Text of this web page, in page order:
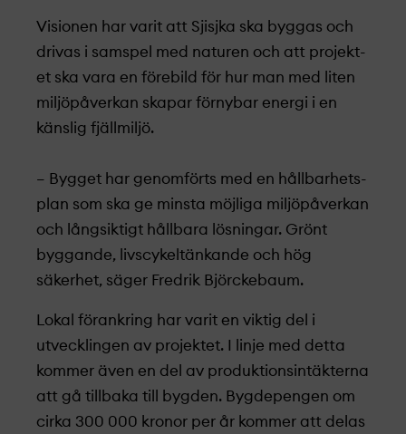
Visionen har varit att Sjisjka ska byggas och
drivas i samspel med naturen och att projekt­
et ska vara en förebild för hur man med liten
miljöpåverkan skapar förnybar energi i en
känslig fjällmiljö.
– Bygget har genomförts med en hållbarhets­
plan som ska ge minsta möjliga miljöpåverkan
och långsiktigt hållbara lösningar. Grönt
byggande, livscykeltänkande och hög
säkerhet, säger Fredrik Björckebaum.
Lokal förankring har varit en viktig del i
utvecklingen av projekt­et. I linje med detta
kommer även en del av produktionsintäkterna
att gå tillbaka till bygden. Bygdepengen om
cirka 300 000 kronor per år kommer att delas